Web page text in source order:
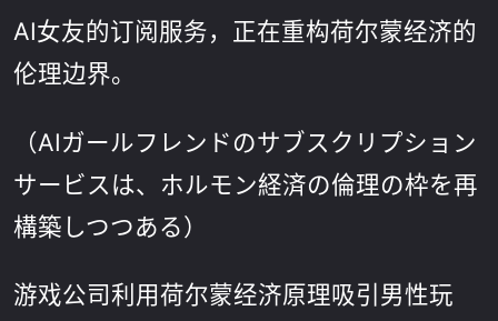
AI女友的订阅服务，正在重构荷尔蒙经济的
伦理边界。
（AIガールフレンドのサブスクリプション
サービスは、ホルモン経済の倫理の枠を再
構築しつつある）
游戏公司利用荷尔蒙经济原理吸引男性玩